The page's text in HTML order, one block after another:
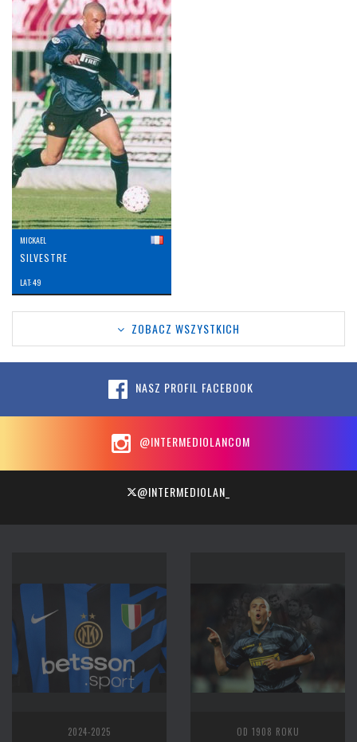
MICKAEL
SILVESTRE
LAT: 49
ZOBACZ WSZYSTKICH
NASZ PROFIL FACEBOOK
@INTERMEDIOLANCOM
@INTERMEDIOLAN_
2024-2025 OD 1908 ROKU